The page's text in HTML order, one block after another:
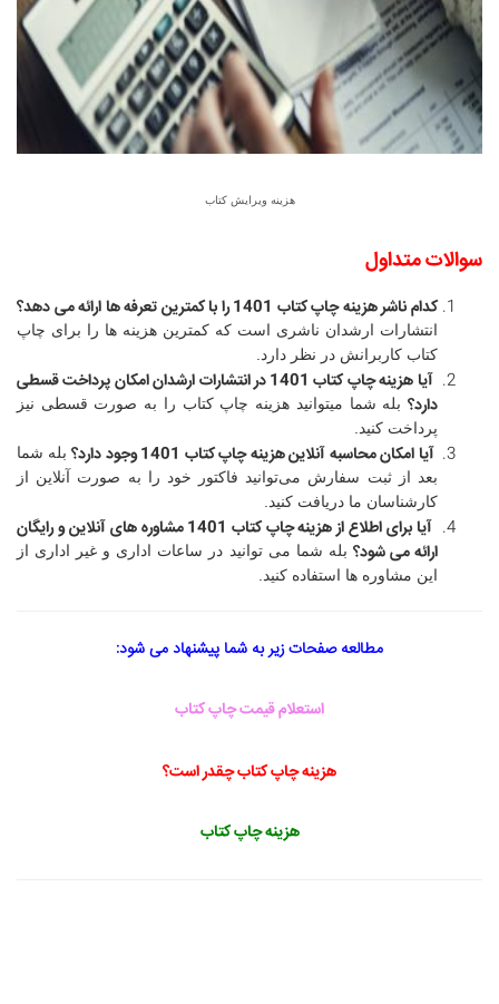
هزینه ویرایش کتاب
سوالات متداول
کدام ناشر هزینه چاپ کتاب 1401را با کمترین تعرفه ها ارائه می دهد؟
انتشارات ارشدان ناشری است که کمترین هزینه ها را برای چاپ
کتاب کاربرانش در نظر دارد.
آیا هزینه چاپ کتاب 1401در انتشارات ارشدان امکان پرداخت قسطی
دارد؟ بله شما میتوانید هزینه چاپ کتاب را به صورت قسطی نیز
پرداخت کنید.
آیا امکان محاسبه آنلاین هزینه چاپ کتاب 1401وجود دارد؟بله شما
بعد از ثبت سفارش می‌توانید فاکتور خود را به صورت آنلاین از
کارشناسان ما دریافت کنید.
آیا برای اطلاع از هزینه چاپ کتاب 1401مشاوره های آنلاین و رایگان
ارائه می شود؟ بله شما می توانید در ساعات اداری و غیر اداری از
این مشاوره ها استفاده کنید.
مطالعه صفحات زیر به شما پیشنهاد می شود:
استعلام قیمت چاپ کتاب
هزینه چاپ کتاب چقدر است؟
هزینه چاپ کتاب